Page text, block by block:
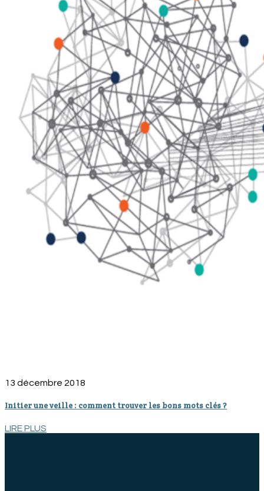
13 décembre 2018
Initier une veille : comment trouver les bons mots clés ?
LIRE PLUS